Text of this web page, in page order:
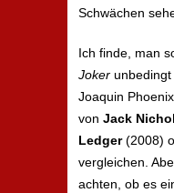
Schwächen
Ich finde, man
Joker
Joaquin
von Jack
Ledger(2008)
vergleichen.
achten, ob es